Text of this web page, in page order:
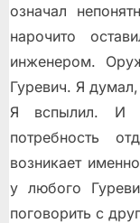
означал
нарочито
инженером.
Гуревич. Я
Я вспылил. И
потребность
возникает
у любого
поговорить с